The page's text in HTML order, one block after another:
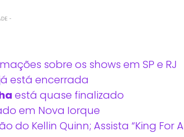
-
sobre os shows em SP e RJ
está encerrada
está quase finalizado
em Nova Iorque
Kellin Quinn; Assista “King For A